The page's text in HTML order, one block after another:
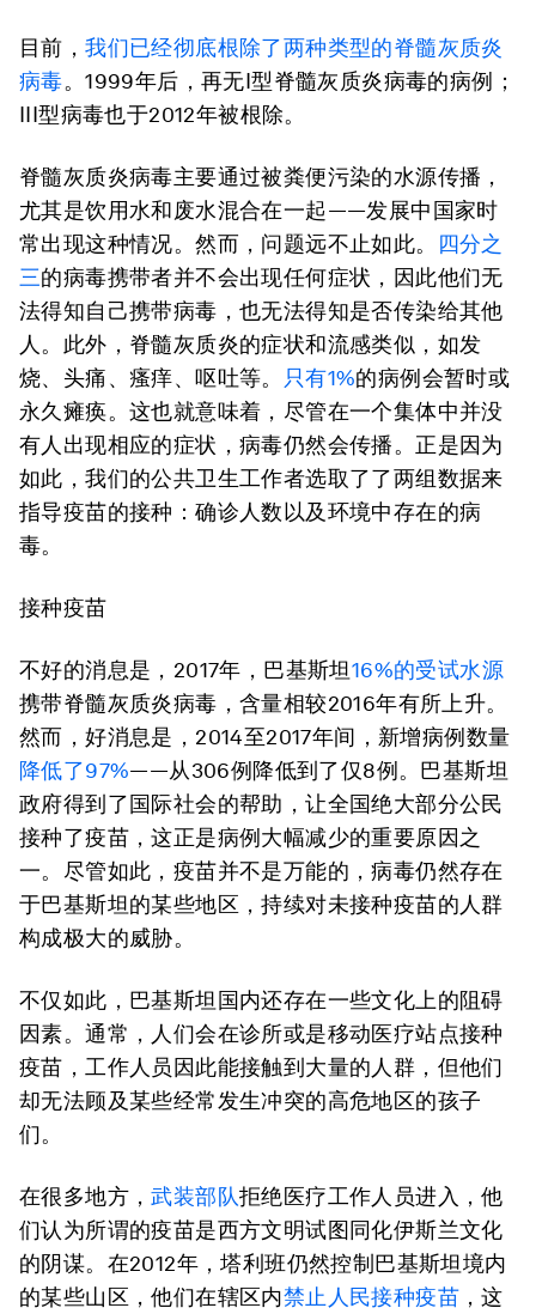
目前，我们已经彻底根除了两种类型的脊髓灰质炎
病毒。1999年后，再无I型脊髓灰质炎病毒的病例；
III型病毒也于2012年被根除。
脊髓灰质炎病毒主要通过被粪便污染的水源传播，
尤其是饮用水和废水混合在一起——发展中国家时
常出现这种情况。然而，问题远不止如此。
四分之
三的病毒携带者并不会出现任何症状，因此他们无
法得知自己携带病毒，也无法得知是否传染给其他
人。此外，脊髓灰质炎的症状和流感类似，如发
烧、头痛、瘙痒、呕吐等。
只有1%的病例会暂时或
永久瘫痪。这也就意味着，尽管在一个集体中并没
有人出现相应的症状，病毒仍然会传播。正是因为
如此，我们的公共卫生工作者选取了了两组数据来
指导疫苗的接种：确诊人数以及环境中存在的病
毒。
接种疫苗
不好的消息是，2017年，巴基斯坦16%的受试水源
携带脊髓灰质炎病毒，含量相较2016年有所上升。
然而，好消息是，2014至2017年间，新增病例数量
降低了97%——从306例降低到了仅8例。巴基斯坦
政府得到了国际社会的帮助，让全国绝大部分公民
接种了疫苗，这正是病例大幅减少的重要原因之
一。尽管如此，疫苗并不是万能的，病毒仍然存在
于巴基斯坦的某些地区，持续对未接种疫苗的人群
构成极大的威胁。
不仅如此，巴基斯坦国内还存在一些文化上的阻碍
因素。通常，人们会在诊所或是移动医疗站点接种
疫苗，工作人员因此能接触到大量的人群，但他们
却无法顾及某些经常发生冲突的高危地区的孩子
们。
在很多地方，武装部队拒绝医疗工作人员进入，他
们认为所谓的疫苗是西方文明试图同化伊斯兰文化
的阴谋。在2012年，塔利班仍然控制巴基斯坦境内
的某些山区，他们在辖区内禁止人民接种疫苗 ，这